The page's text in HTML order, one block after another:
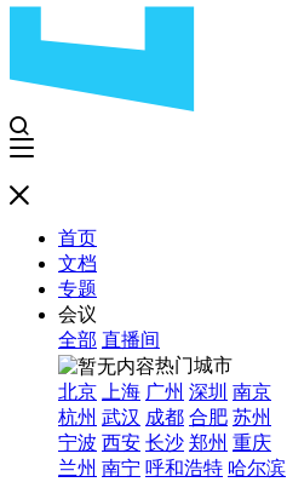
首页
文档
专题
会议
全部 直播间
热门城市
北京
上海 广州 深圳 南京
杭州 武汉 成都 合肥 苏州
宁波 西安 长沙 郑州 重庆
兰州 南宁 呼和浩特 哈尔滨